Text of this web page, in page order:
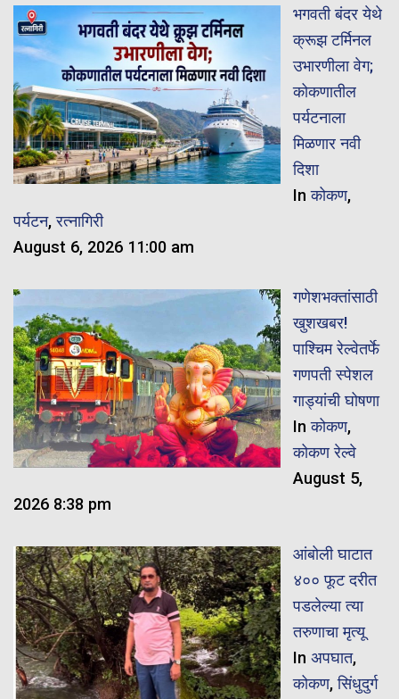
भगवती बंदर येथे
क्रूझ टर्मिनल
उभारणीला वेग;
कोकणातील
पर्यटनाला
मिळणार नवी
दिशा
Inकोकण,
पर्यटन,रत्नागिरी
August 6, 2026 11:00 am
गणेशभक्तांसाठी
खुशखबर!
पाश्चिम रेल्वेतर्फे
गणपती स्पेशल
गाड्यांची घोषणा
Inकोकण,
कोकण रेल्वे
August 5,
2026 8:38 pm
आंबोली घाटात
४०० फूट दरीत
पडलेल्या त्या
तरुणाचा मृत्यू
In अपघात,
कोकण,सिंधुदुर्ग